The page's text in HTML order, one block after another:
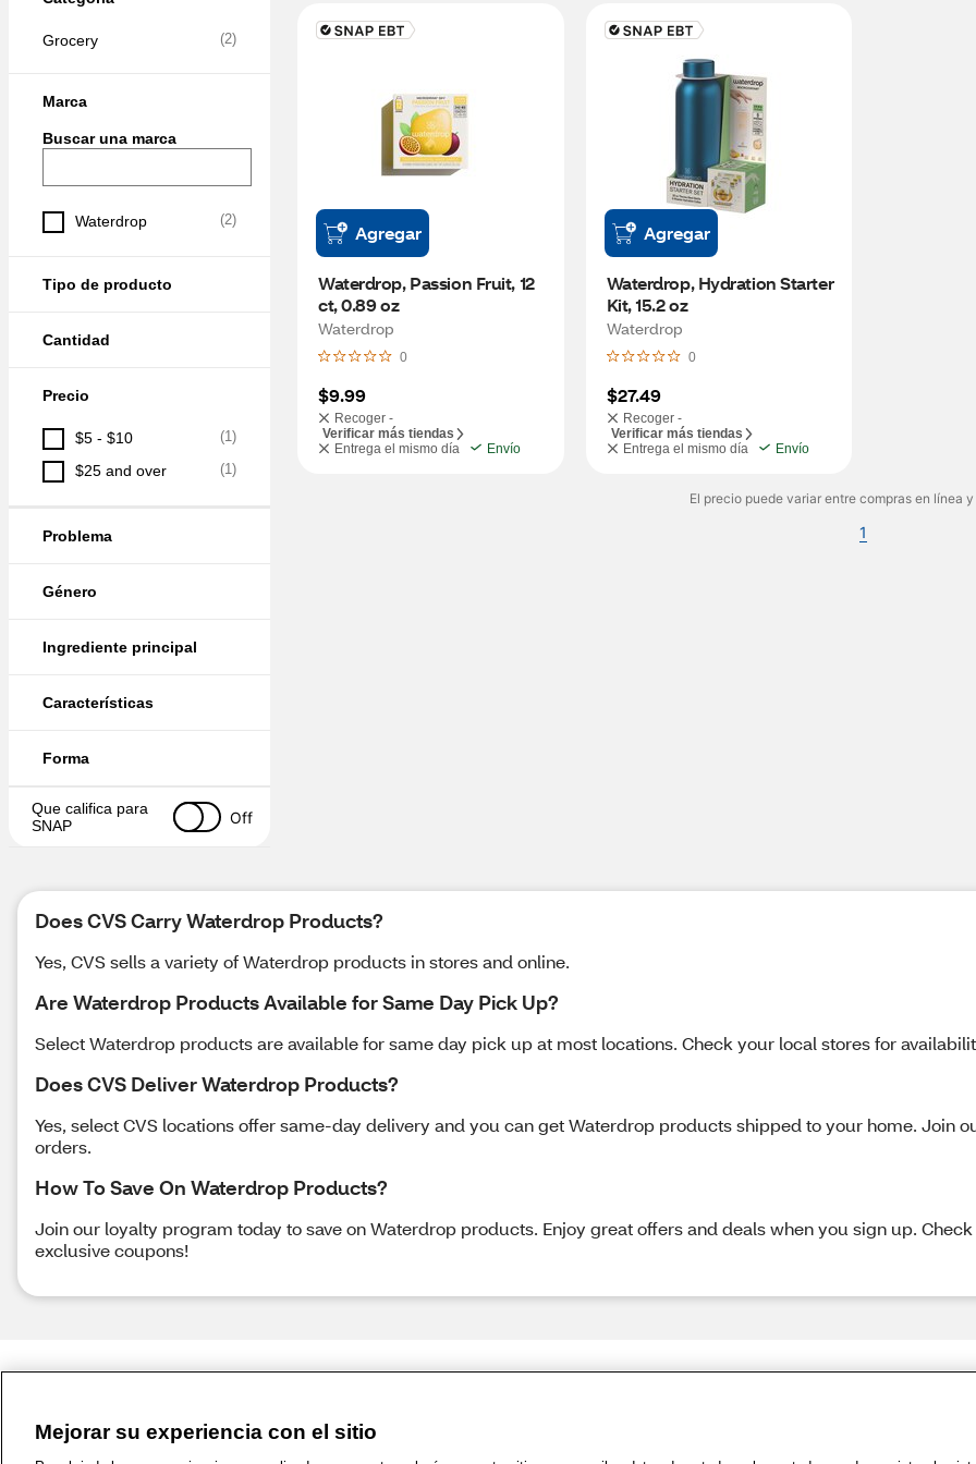
Grocery (2)
Marca
Buscar una marca
Waterdrop (2)
Tipo de producto
Cantidad
Precio
$5 - $10 (1)
$25 and over (1)
Problema
Género
Ingrediente principal
Características
Forma
Que califica para
SNAP
Off
Agregar
Waterdrop, Passion Fruit, 12
ct, 0.89 oz
Waterdrop
0
$9.99
Recoger -
Verificar más tiendas
Entrega el mismo día
Envío
Agregar
Waterdrop, Hydration Starter
Kit, 15.2 oz
Waterdrop
0
$27.49
Recoger -
Verificar más tiendas
Entrega el mismo día
Envío
El precio puede variar entre compras en línea
1
Does CVS Carry Waterdrop Products?
Yes, CVS sells a variety of Waterdrop products in stores and online.
Are Waterdrop Products Available for Same Day Pick Up?
Select Waterdrop products are available for same day pick up at most locations. Check your local stores for
Does CVS Deliver Waterdrop Products?
Yes, select CVS locations offer same-day delivery and you can get Waterdrop products shipped to your home. Join
orders.
How To Save On Waterdrop Products?
Join our loyalty program today to save on Waterdrop products. Enjoy great offers and deals when you sign up.
exclusive coupons!
Mejorar su experiencia con el sitio